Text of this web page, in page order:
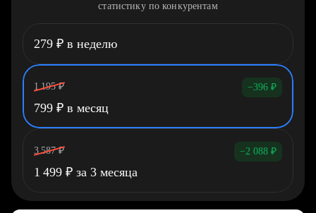
статистику по конкурентам
279 ₽ в неделю
1 195 ₽ −396 ₽
799 ₽ в месяц
3 587 ₽ −2 088 ₽
1 499 ₽ за 3 месяца